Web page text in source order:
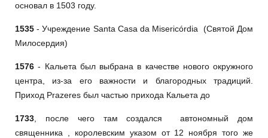
основал в 1503 году.
1535 - Учреждение Santa Casa da Misericórdia (Святой Дом
Милосердия)
1576 - Кальета был выбрана в качестве нового окружного
центра, из-за его важности и благородных традиций.
Приход Prazeres был частью прихода Кальета до
1733 , после чего там создался автономный дом
священника , королевским указом от 12 ноября того же